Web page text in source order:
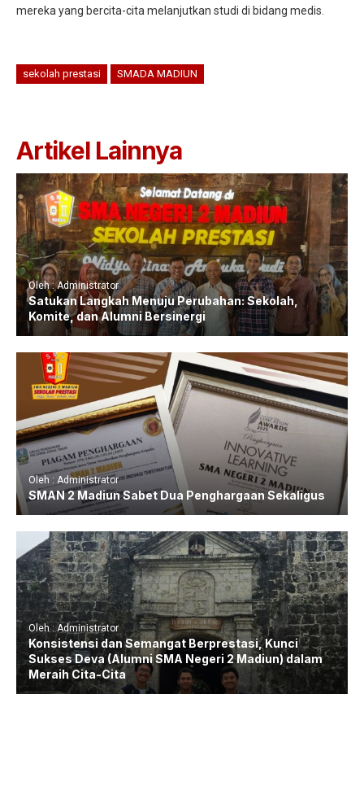
mereka yang bercita-cita melanjutkan studi di bidang medis.
sekolah prestasi SMADA MADIUN
Artikel Lainnya
Oleh : Administrator
Satukan Langkah Menuju Perubahan: Sekolah,
Komite, dan Alumni Bersinergi
Oleh : Administrator
SMAN 2 Madiun Sabet Dua Penghargaan Sekaligus
Oleh : Administrator
Konsistensi dan Semangat Berprestasi, Kunci
Sukses Deva (Alumni SMA Negeri 2 Madiun) dalam
Meraih Cita-Cita